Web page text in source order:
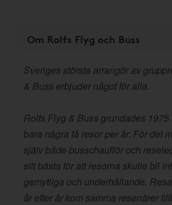
Om Rolfs Flyg och Buss
Sveriges största arrangör av
& Buss erbjuder något för alla.
Rolfs Flyg & Buss grundades
bara några få resor per år. För det
själv både busschaufför och
sitt bästa för att resorna skulle bli
gemytliga och underhållande.
år efter år kom samma resenärer